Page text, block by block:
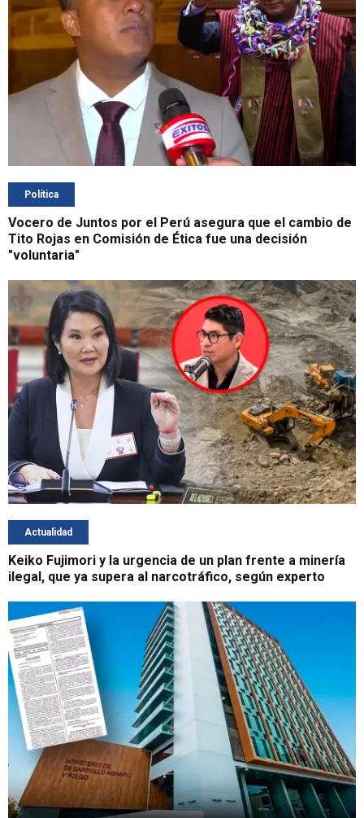
Política
Vocero de Juntos por el Perú asegura que el cambio de
Tito Rojas en Comisión de Ética fue una decisión
"voluntaria"
Actualidad
Keiko Fujimori y la urgencia de un plan frente a minería
ilegal, que ya supera al narcotráfico, según experto